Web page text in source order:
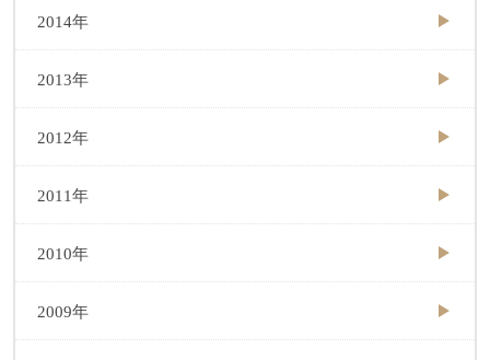
2014年
2013年
2012年
2011年
2010年
2009年